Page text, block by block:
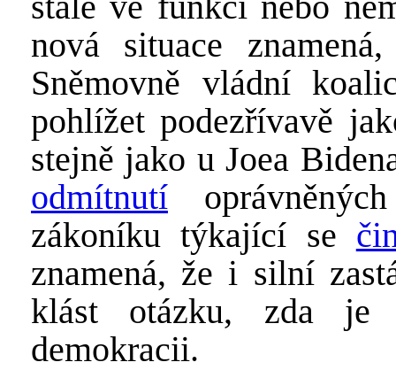
nová situace
Sněmovně vládní
pohlížet podezřívavě
stejně jako u Joea
odmítnutí
zákoníku týkající se
znamená, že i silní
klást otázku, zda je
demokracii.